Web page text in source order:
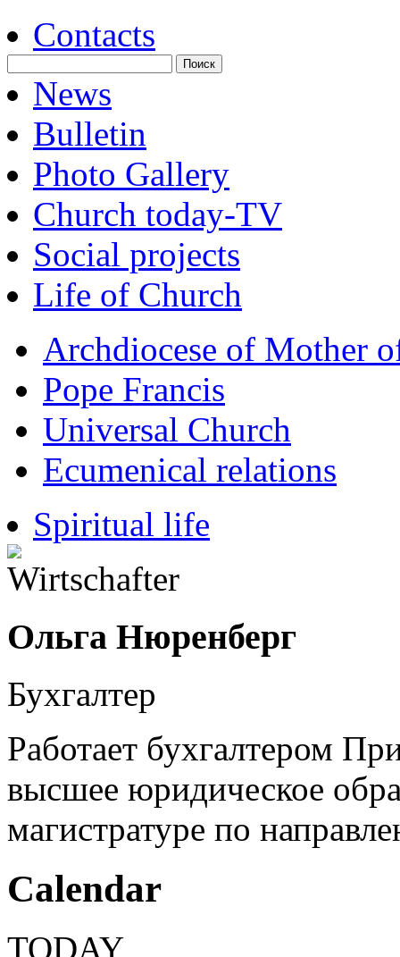
Contacts
News
Bulletin
Photo Gallery
Church today-TV
Social projects
Life of Church
Archdiocese of Mother
Pope Francis
Universal Church
Ecumenical relations
Spiritual life
Ольга Нюренберг
Бухгалтер
Работает бухгалтером
высшее юридическое
магистратуре по
Calendar
TODAY